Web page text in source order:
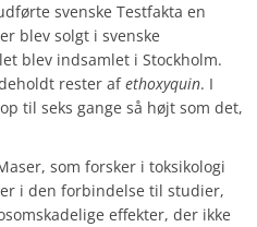
svenske Testfakta en
blev solgt i svenske
blev indsamlet i Stockholm.
rester afethoxyquin. I
til seks gange så højt som det,
som forsker i toksikologi
i den forbindelse til studier,
effekter, der ikke